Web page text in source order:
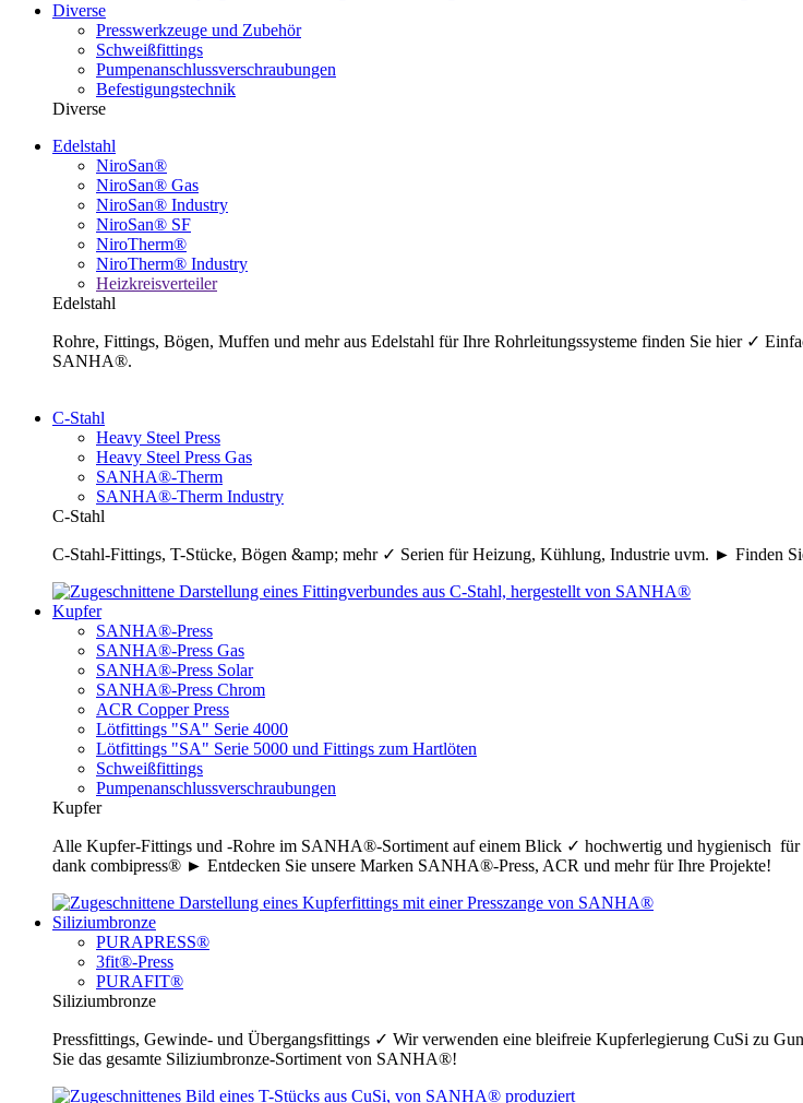
Diverse
Presswerkzeuge und Zubehör
Schweißfittings
Pumpenanschlussverschraubungen
Befestigungstechnik
Diverse
Edelstahl
NiroSan®
NiroSan® Gas
NiroSan® Industry
NiroSan® SF
NiroTherm®
NiroTherm® Industry
Heizkreisverteiler
Edelstahl
Rohre, Fittings, Bögen, Muffen und mehr aus Edelstahl für Ihre Rohrleitungssysteme finden Sie hier ✓
SANHA®.
C-Stahl
Heavy Steel Press
Heavy Steel Press Gas
SANHA®-Therm
SANHA®-Therm Industry
C-Stahl
C-Stahl-Fittings, T-Stücke, Bögen &amp; mehr ✓ Serien für Heizung, Kühlung, Industrie uvm. ► Finden
Kupfer
SANHA®-Press
SANHA®-Press Gas
SANHA®-Press Solar
SANHA®-Press Chrom
ACR Copper Press
Lötfittings "SA" Serie 4000
Lötfittings "SA" Serie 5000 und Fittings zum Hartlöten
Schweißfittings
Pumpenanschlussverschraubungen
Kupfer
Alle Kupfer-Fittings und -Rohre im SANHA®-Sortiment auf einem Blick ✓ hochwertig und hygienisch für
dank combipress® ► Entdecken Sie unsere Marken SANHA®-Press, ACR und mehr für Ihre Projekte!
Siliziumbronze
PURAPRESS®
3fit®-Press
PURAFIT®
Siliziumbronze
Pressfittings, Gewinde- und Übergangsfittings ✓ Wir verwenden eine bleifreie Kupferlegierung CuSi zu
Sie das gesamte Siliziumbronze-Sortiment von SANHA®!